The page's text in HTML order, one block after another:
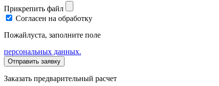
Прикрепить файл
Согласен на обработку
Пожайлуста, заполните поле
персональных данных.
Заказать предварительный расчет